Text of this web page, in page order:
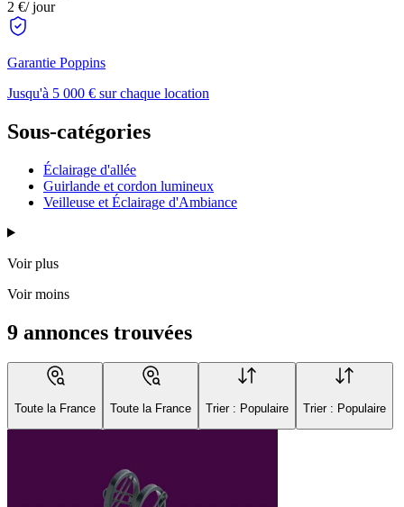
2 €/ jour
Garantie Poppins
Jusqu'à 5 000 € sur chaque location
Sous-catégories
Éclairage d'allée
Guirlande et cordon lumineux
Veilleuse et Éclairage d'Ambiance
Voir plus
Voir moins
9 annonces trouvées
Toute la France Toute la France Trier : Populaire Trier : Populaire